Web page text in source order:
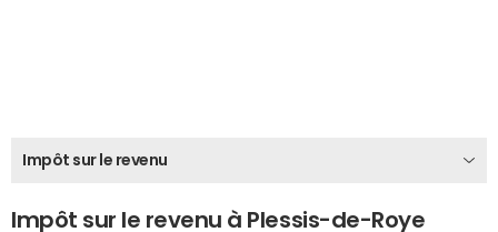
Impôt sur le revenu
Impôt sur le revenu à Plessis-de-Roye